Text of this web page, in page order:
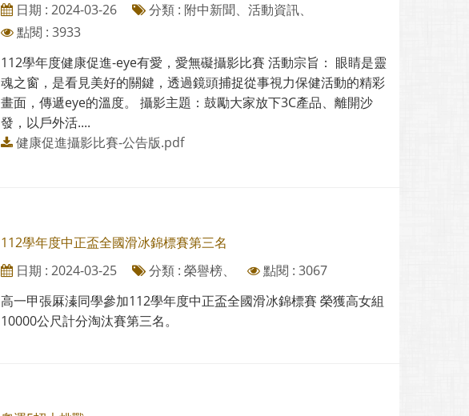
日期 : 2024-03-26
分類 : 附中新聞、活動資訊、
點閱 : 3933
112學年度健康促進-eye有愛，愛無礙攝影比賽 活動宗旨： 眼睛是靈
魂之窗，是看見美好的關鍵，透過鏡頭捕捉從事視力保健活動的精彩
畫面，傳遞eye的溫度。 攝影主題：鼓勵大家放下3C產品、離開沙
發，以戶外活....
健康促進攝影比賽-公告版.pdf
112學年度中正盃全國滑冰錦標賽第三名
日期 : 2024-03-25
分類 : 榮譽榜、
點閱 : 3067
高一甲張厤溱同學參加112學年度中正盃全國滑冰錦標賽 榮獲高女組
10000公尺計分淘汰賽第三名。